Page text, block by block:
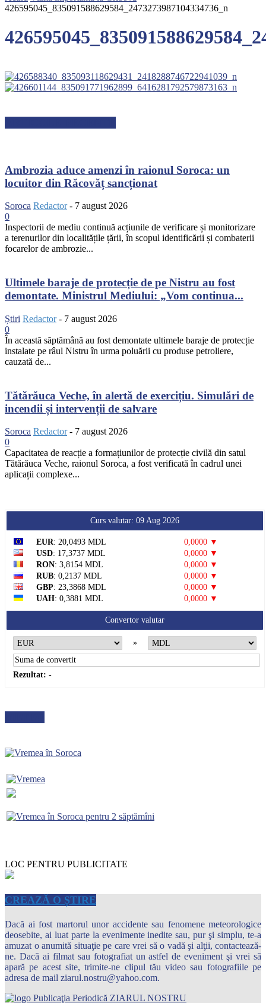
426595045_835091588629584_2473273987104334736_n
Ambrozia aduce amenzi în raionul Soroca: un
locuitor din Răcovăț sancționat
Soroca Redactor - 7 august 2026
0
Inspectorii de mediu continuă acțiunile de verificare și monitorizare
a terenurilor din localitățile țării, în scopul identificării și combaterii
focarelor de ambrozie...
Ultimele baraje de protecție de pe Nistru au fost
demontate. Ministrul Mediului: „Vom continua...
Știri Redactor - 7 august 2026
0
În această săptămână au fost demontate ultimele baraje de protecție
instalate pe râul Nistru în urma poluării cu produse petroliere,
cauzată de...
Tătărăuca Veche, în alertă de exercițiu. Simulări de
incendii și intervenții de salvare
Soroca Redactor - 7 august 2026
0
Capacitatea de reacție a formațiunilor de protecție civilă din satul
Tătărăuca Veche, raionul Soroca, a fost verificată în cadrul unei
aplicații complexe...
Curs valutar: 09 Aug 2026
EUR: 20,0493 MDL
0,0000 ▼
USD: 17,3737 MDL
0,0000 ▼
RON: 3,8154 MDL
0,0000 ▼
RUB: 0,2137 MDL
0,0000 ▼
GBP: 23,3868 MDL
0,0000 ▼
UAH: 0,3881 MDL 0,0000 ▼
Convertor valutar
»
Rezultat: -
LOC PENTRU PUBLICITATE
CREAZĂ O ȘTIRE
Dacă ai fost martorul unor accidente sau fenomene meteorologice
deosebite, ai luat parte la evenimente inedite sau, pur şi simplu, te-a
amuzat o anumită situaţie pe care vrei să o vadă şi alţii, contactează-
ne. Dacă ai filmat sau fotografiat un astfel de eveniment şi vrei să
apară pe acest site, trimite-ne clipul tău video sau fotografiile pe
adresa de mail ziarul.nostru@yahoo.com.